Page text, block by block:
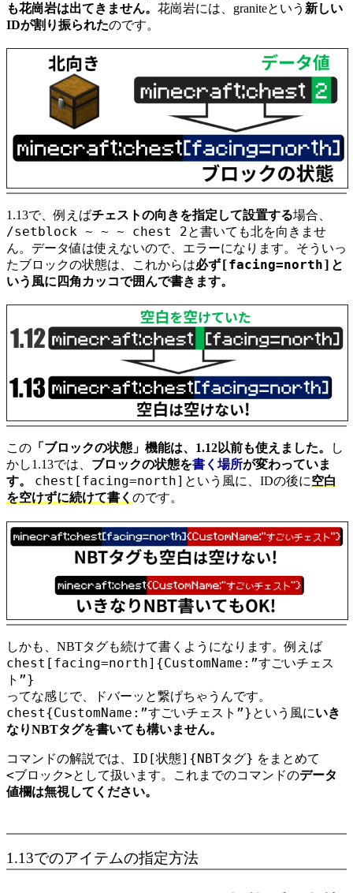
も花崗岩は出てきません。 花崗岩には、 graniteという 新しい
IDが割り振られたのです。
1.13で、例えばチェストの向きを指定して設置する場合、
/setblock ~ ~ ~ chest 2と書いても北を向きませ
ん。データ値は使えないので、エラーになります。そういっ
たブロックの状態は、これからは必ず[facing=north] と
いう風に四角カッコで囲んで書きます。
この 「ブロックの状態」機能は、1.12以前も使えました。
し
かし1.13では、 ブロックの状態を書く場所が変わっていま
す。
chest[facing=north] という風に、IDの後に空白
を空けずに続けて書く のです。
しかも、NBTタグも続けて書くようになります。例えば
chest[facing=north]{CustomName:”すごいチェス
ト”}
ってな感じで、ドバーッと繋げちゃうんです。
chest{CustomName:”すごいチェスト”} という風にいき
なりNBTタグを書いても構いません。
コマンドの解説では、 ID[状態]{NBTタグ} をまとめて
<ブロック>として扱います。これまでのコマンドのデータ
値欄は無視してください。
1.13でのアイテムの指定方法